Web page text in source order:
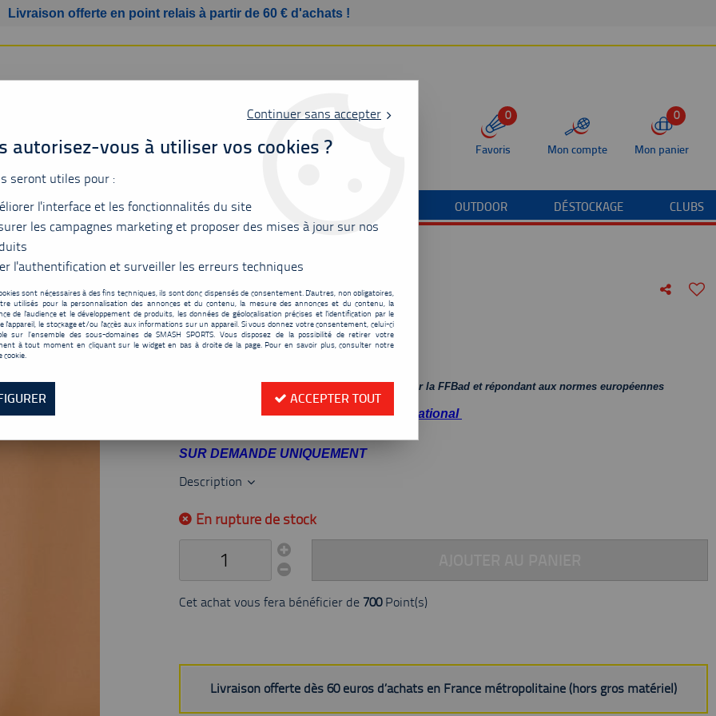
Livraison offerte en point relais à partir de 60 € d'achats !
0
Favoris Mon compte
0
Mon panier
BAGAGERIE ACCESSOIRES OUTDOOR DÉSTOCKAGE CLUBS
Victor BP12 Handisport
700,00€TTC
Poteaux de fabrication française homologués par la FFBad et répondant aux normes européennes
N° homologation FFBad : PF26-2011 / National
SUR DEMANDE UNIQUEMENT
Description
En rupture de stock
Cet achat vous fera bénéficier de 700Point(s)
Livraison offerte dès 60 euros d’achats en France métropolitaine (hors gros matériel)
Continuer sans accepter
autorisez-vous à utiliser vos cookies ?
seront utiles pour :
l'interface et les fonctionnalités du site
les campagnes marketing et proposer des mises à jour sur nos
l'authentification et surveiller les erreurs techniques
sont nécessaires à des fins techniques, ils sont donc dispensés de consentement. D'autres, non obligatoires,
utilisés pour la personnalisation des annonces et du contenu, la mesure des annonces et du contenu, la
de l'audience et le développement de produits, les données de géolocalisation précises et l'identification par le
l'appareil, le stockage et/ou l'accès aux informations sur un appareil. Si vous donnez votre consentement, celui-ci
sur l’ensemble des sous-domaines de SMASH SPORTS. Vous disposez de la possibilité de retirer votre
à tout moment en cliquant sur le widget en bas à droite de la page. Pour en savoir plus, consulter notre
cookie.
ACCEPTER TOUT